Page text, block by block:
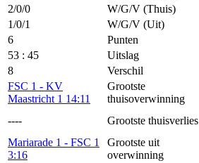
2/0/0
W/G/V (Thuis)
1/0/1
W/G/V (Uit)
6
Punten
53 : 45
Uitslag
8
Verschil
FSC 1 - KV
Maastricht 1 14:11
Grootste
thuisoverwinning
----
Grootste thuisverlies
Mariarade 1 - FSC 1
3:16
Grootste uit
overwinning